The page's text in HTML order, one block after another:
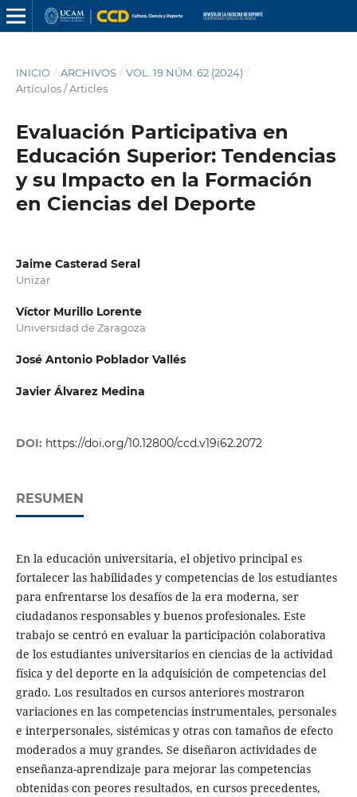
INICIO / ARCHIVOS / VOL. 19 NÚM. 62 (2024) /
Artículos / Articles
Evaluación Participativa en
Educación Superior: Tendencias
y su Impacto en la Formación
en Ciencias del Deporte
Jaime Casterad Seral
Unizar
Víctor Murillo Lorente
Universidad de Zaragoza
José Antonio Poblador Vallés
Javier Álvarez Medina
DOI: https://doi.org/10.12800/ccd.v19i62.2072
RESUMEN
En la educación universitaria, el objetivo principal es
fortalecer las habilidades y competencias de los estudiantes
para enfrentarse los desafíos de la era moderna, ser
ciudadanos responsables y buenos profesionales. Este
trabajo se centró en evaluar la participación colaborativa
de los estudiantes universitarios en ciencias de la actividad
física y del deporte en la adquisición de competencias del
grado. Los resultados en cursos anteriores mostraron
variaciones en las competencias instrumentales, personales
e interpersonales, sistémicas y otras con tamaños de efecto
moderados a muy grandes. Se diseñaron actividades de
enseñanza-aprendizaje para mejorar las competencias
obtenidas con peores resultados, en cursos precedentes,